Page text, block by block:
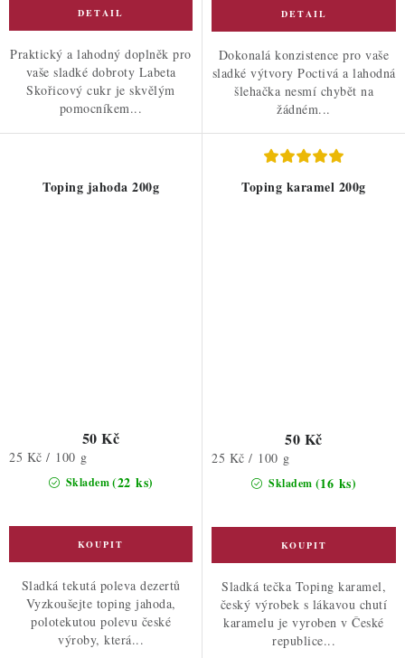
Praktický a lahodný doplněk pro
vaše sladké dobroty Labeta
Skořicový cukr je skvělým
pomocníkem...
Dokonalá konzistence pro vaše
sladké výtvory Poctivá a lahodná
šlehačka nesmí chybět na
žádném...
Toping jahoda 200g
Skladem(22 ks)
50 Kč
Měrná
25 Kč / 100 g
Sladká tekutá poleva dezertů
Vyzkoušejte toping jahoda,
polotekutou polevu české
výroby, která...
Toping karamel 200g
Skladem (16 ks)
50 Kč
Měrná
25 Kč / 100 g
Sladká tečka Toping karamel,
český výrobek s lákavou chutí
karamelu je vyroben v České
republice...